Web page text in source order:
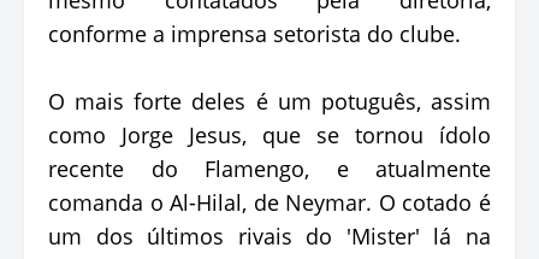
conforme a imprensa setorista do clube.
O mais forte deles é um potuguês, assim
como Jorge Jesus, que se tornou ídolo
recente do Flamengo, e atualmente
comanda o Al-Hilal, de Neymar. O cotado é
um dos últimos rivais do 'Mister' lá na